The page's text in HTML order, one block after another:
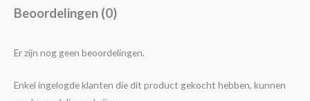
Beoordelingen (0)
Er zijn nog geen beoordelingen.
Enkel ingelogde klanten die dit product gekocht hebben, kunnen